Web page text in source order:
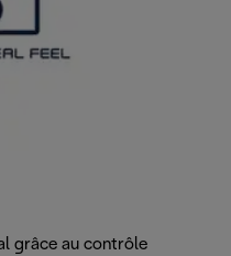
grâce au contrôle